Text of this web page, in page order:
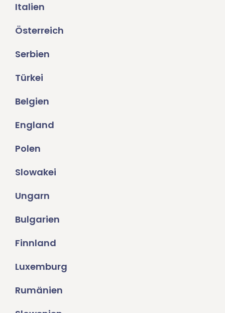
Italien
Österreich
Serbien
Türkei
Belgien
England
Polen
Slowakei
Ungarn
Bulgarien
Finnland
Luxemburg
Rumänien